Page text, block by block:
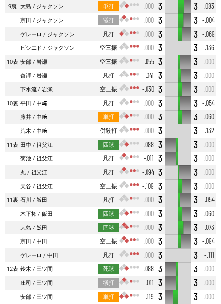
9裏 大島 ジャクソン 単打 .000 3 3
.083
京田
ジャクソン 犠打 .000 3 3 -.004
ゲレーロ
ジャクソン 凡打 .000 3 3 -.069
ビシエド
ジャクソン 空三振 .000 3 3 -.136
10表 安部 岩瀬 空三振 -.055 3 3
.000
會澤
岩瀬 凡打 -.041 3 3
.000
下水流
岩瀬 空三振 -.030 3 3
.000
10裏 平田 中﨑 凡打 .000 3 3 -.054
藤井
中﨑 単打 .000 3 3
.060
荒木
中﨑 併殺打 .000 3 3 -.132
11表 田中 祖父江 四球 .088 3 3
.000
菊池
祖父江 凡打 -.011 3 3
.000
丸
祖父江 凡打 -.094 3 3
.000
天谷
祖父江 空三振 -.109 3 3
.000
11裏 石川 飯田 凡打 .000 3 3 -.054
木下拓
飯田 四球 .000 3 3
.060
大島
飯田 四球 .000 3 3
.073
京田
中田 空三振 .000 3 3 -.094
ゲレーロ
中田 凡打 .000 3 3
-.111
12表 鈴木 三ツ間 死球 .088 3 3
.000
庄司
三ツ間 犠打 -.011 3 3
.000
安部
三ツ間 単打 .119 3 3
.000